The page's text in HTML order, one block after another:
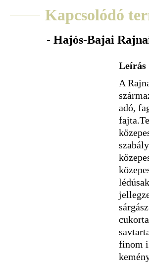
Kapcsolódó
- Hajós-Bajai
Leírás
A
adó,
finom